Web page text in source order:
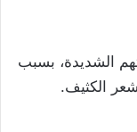
الشديدة، بسبب
الكثيف.